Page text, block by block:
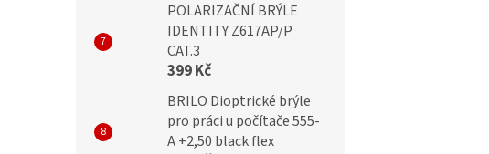
POLARIZAČNÍ BRÝLE
IDENTITY Z617AP/P
CAT.3
399 Kč
BRILO Dioptrické brýle
pro práci u počítače 555-
A +2,50 black flex